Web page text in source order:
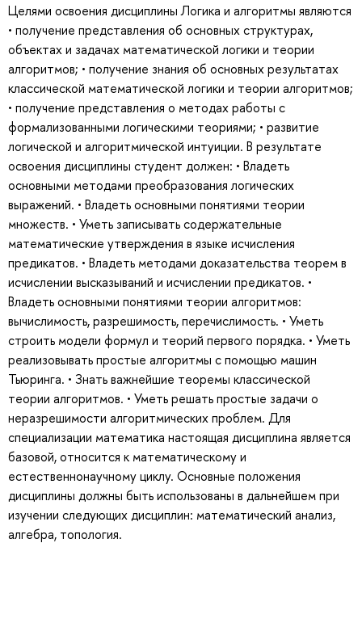
Целями освоения дисциплины Логика и алгоритмы являются
• получение представления об основных структурах,
объектах и задачах математической логики и теории
алгоритмов; • получение знания об основных результатах
классической математической логики и теории алгоритмов;
• получение представления о методах работы с
формализованными логическими теориями; • развитие
логической и алгоритмической интуиции. В результате
освоения дисциплины студент должен: • Владеть
основными методами преобразования логических
выражений. • Владеть основными понятиями теории
множеств. • Уметь записывать содержательные
математические утверждения в языке исчисления
предикатов. • Владеть методами доказательства теорем в
исчислении высказываний и исчислении предикатов. •
Владеть основными понятиями теории алгоритмов:
вычислимость, разрешимость, перечислимость. • Уметь
строить модели формул и теорий первого порядка. • Уметь
реализовывать простые алгоритмы с помощью машин
Тьюринга. • Знать важнейшие теоремы классической
теории алгоритмов. • Уметь решать простые задачи о
неразрешимости алгоритмических проблем. Для
специализации математика настоящая дисциплина является
базовой, относится к математическому и
естественнонаучному циклу. Основные положения
дисциплины должны быть использованы в дальнейшем при
изучении следующих дисциплин: математический анализ,
алгебра, топология.